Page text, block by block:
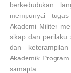
berkedudukan
mempunyai
Akademi Militer
sikap dan perilaku
dan
Akademik
samapta.